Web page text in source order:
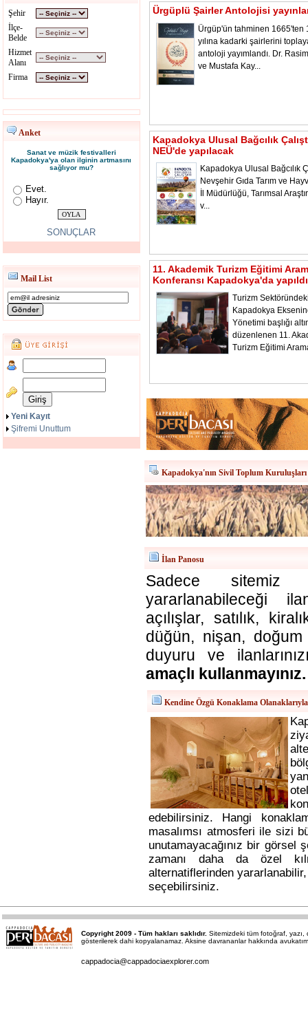
Şehir
İlçe-
Belde
Hizmet
Alanı
Firma
Anket
Sanat ve müzik festivalleri
Kapadokya'ya olan ilginin artmasını
sağlıyor mu?
Evet.
Hayır.
SONUÇLAR
Mail List
Yeni Kayıt
Şifremi Unuttum
Ürgüplü Şairler Antolojisi
Ürgüp'ün tahminen 1665'ten
yılına kadarki şairlerini
antoloji yayımlandı. Dr.
ve Mustafa Kay...
Kapadokya Ulusal Bağcılık
NEÜ'de yapılacak
Kapadokya Ulusal Bağcılık
Nevşehir Gıda Tarım ve
İl Müdürlüğü, Tarımsal
v...
11. Akademik Turizm Eğitimi
Konferansı Kapadokya'da yapıldı
Turizm
Kapadokya
Yönetimi başlığı
düzenlenen 11.
Turizm Eğitimi
Kapadokya'nın Sivil Toplum Kuruluşları
İlan Panosu
Sadece sitemiz
yararlanabileceği
açılışlar, satılık,
düğün, nişan,
duyuru ve
amaçlı kullanmayınız.
Kendine Özgü Konaklama
edebilirsiniz. Hangi
masalımsı atmosferi ile sizi
unutamayacağınız bir görsel
zamanı daha da özel
alternatiflerinden
seçebilirsiniz.
Copyright 2009 - Tüm hakları saklıdır. Sitemizdeki tüm fotoğraf, yazı,
gösterilerek dahi kopyalanamaz. Aksine davrananlar hakkında
cappadocia@cappadociaexplorer.com